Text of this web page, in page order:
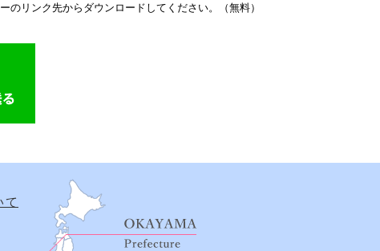
のリンク先からダウンロードしてください。（無料）
て